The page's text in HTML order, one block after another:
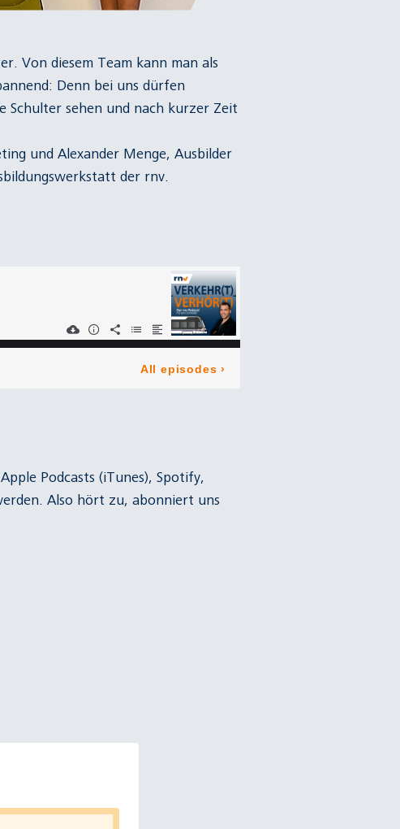
Von diesem Team kann man als
Denn bei uns dürfen
Schulter sehen und nach kurzer Zeit
und Alexander Menge, Ausbilder
der rnv.
Apple Podcasts (iTunes), Spotify,
Also hört zu, abonniert uns